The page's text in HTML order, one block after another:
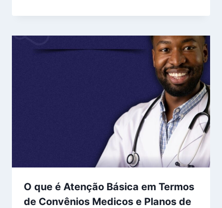
O que é Atenção Básica em Termos
de Convênios Medicos e Planos de